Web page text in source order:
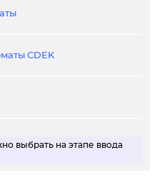
CDEK
выбрать на этапе ввода